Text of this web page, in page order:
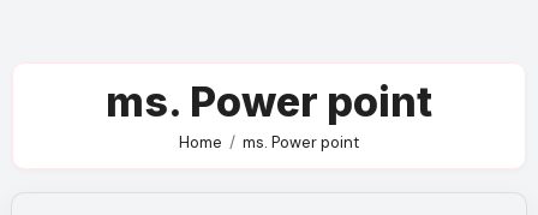
ms. Power point
Home ms. Power point